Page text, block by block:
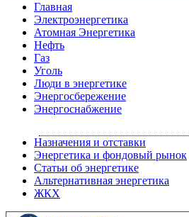
Главная
Электроэнергетика
Атомная Энергетика
Нефть
Газ
Уголь
Люди в энергетике
Энергосбережение
Энергоснабжение
Назначения и отставки
Энергетика и фондовый рынок
Статьи об энергетике
Альтернативная энергетика
ЖКХ